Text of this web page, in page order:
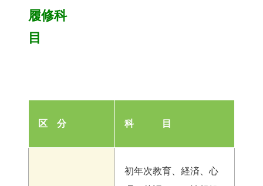
履修科
区 分 科 目
初年次教育、経済、心